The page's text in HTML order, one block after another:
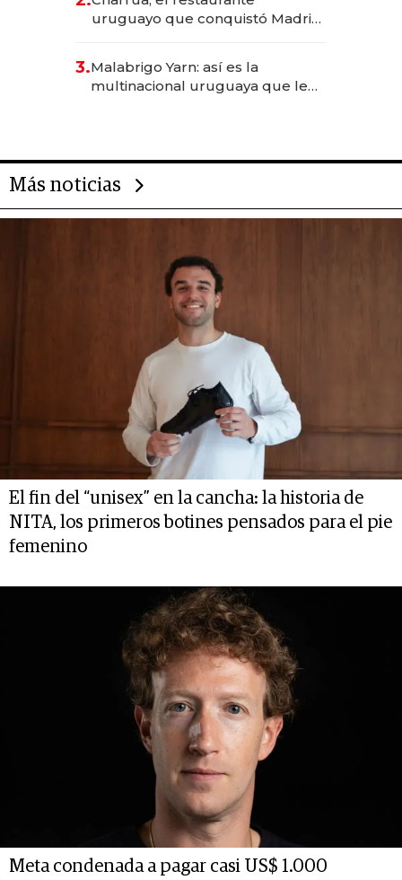
millones
uruguayo que conquistó Madrid:
anticipación y prepara apertura
3.Malabrigo Yarn: así es la
multinacional uruguaya que le
Más noticias
El fin del “unisex” en la cancha: la historia de
NITA, los primeros botines pensados para el pie
femenino
Meta condenada a pagar casi US$ 1.000